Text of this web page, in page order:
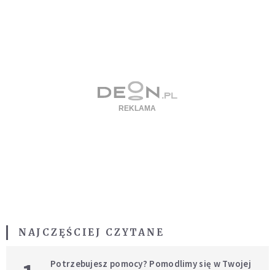
NAJCZĘŚCIEJ CZYTANE
Potrzebujesz pomocy? Pomodlimy się w Twojej